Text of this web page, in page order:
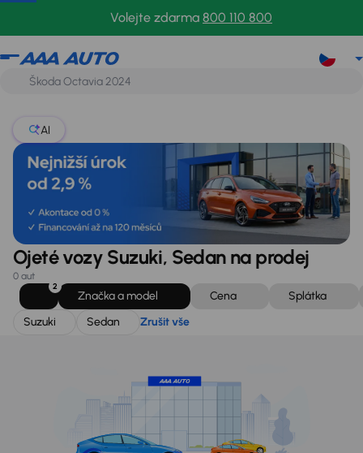
Volejte zdarma 800 110 800
Suzuki
AI
Ojeté vozy Suzuki, Sedan na prodej
0 aut
2
Značka a model Cena
Splátka
Suzuki
Sedan Zrušit vše